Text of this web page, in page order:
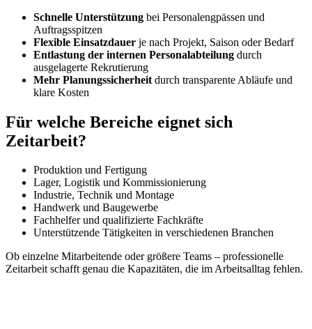
Schnelle Unterstützung bei Personalengpässen und
Auftragsspitzen
Flexible Einsatzdauer je nach Projekt, Saison oder Bedarf
Entlastung der internen Personalabteilung durch
ausgelagerte Rekrutierung
Mehr Planungssicherheit durch transparente Abläufe und
klare Kosten
Für welche Bereiche eignet sich
Zeitarbeit?
Produktion und Fertigung
Lager, Logistik und Kommissionierung
Industrie, Technik und Montage
Handwerk und Baugewerbe
Fachhelfer und qualifizierte Fachkräfte
Unterstützende Tätigkeiten in verschiedenen Branchen
Ob einzelne Mitarbeitende oder größere Teams – professionelle
Zeitarbeit schafft genau die Kapazitäten, die im Arbeitsalltag fehlen.